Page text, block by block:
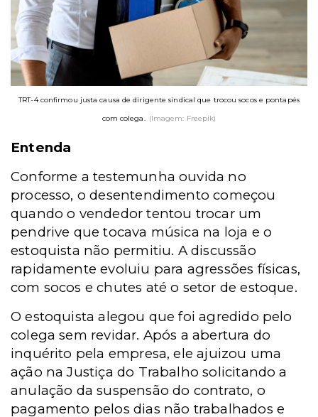
TRT-4 confirmou justa causa de dirigente sindical que trocou socos e pontapés
com colega. (Imagem: Freepik)
Entenda
Conforme a testemunha ouvida no
processo, o desentendimento começou
quando o vendedor tentou trocar um
pendrive que tocava música na loja e o
estoquista não permitiu. A discussão
rapidamente evoluiu para agressões físicas,
com socos e chutes até o setor de estoque.
O estoquista alegou que foi agredido pelo
colega sem revidar. Após a abertura do
inquérito pela empresa, ele ajuizou uma
ação na Justiça do Trabalho solicitando a
anulação da suspensão do contrato, o
pagamento pelos dias não trabalhados e